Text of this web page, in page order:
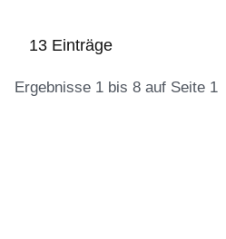
13 Einträge
Ergebnisse 1 bis 8 auf Seite 1